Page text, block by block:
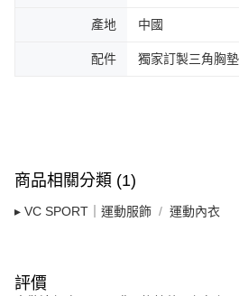
產地 中國
配件 獨家訂製三角胸
商品相關分類 (1)
▸ VC SPORT｜運動服飾 運動內衣
評價